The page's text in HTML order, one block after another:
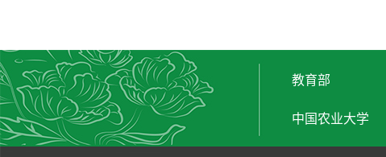
教育部
中国农业大学